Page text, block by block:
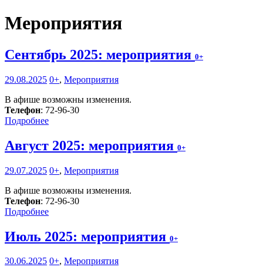
Мероприятия
Сентябрь 2025: мероприятия 0+
29.08.2025 0+, Мероприятия
В афише возможны изменения.
Телефон: 72-96-30
Подробнее
Август 2025: мероприятия 0+
29.07.2025 0+, Мероприятия
В афише возможны изменения.
Телефон: 72-96-30
Подробнее
Июль 2025: мероприятия 0+
30.06.2025 0+, Мероприятия